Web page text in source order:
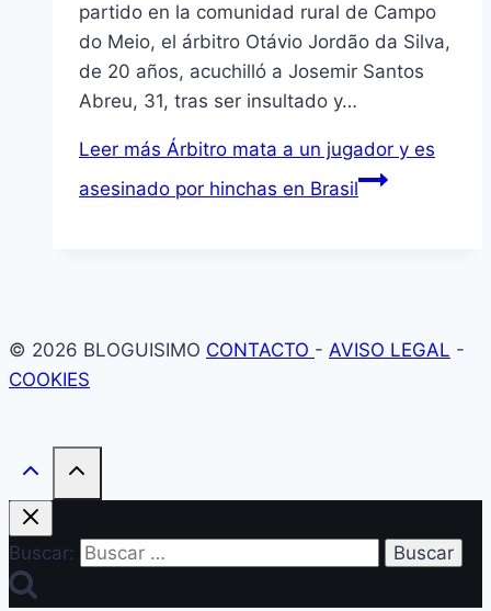
partido en la comunidad rural de Campo
do Meio, el árbitro Otávio Jordão da Silva,
de 20 años, acuchilló a Josemir Santos
Abreu, 31, tras ser insultado y…
Leer más Árbitro mata a un jugador y es
asesinado por hinchas en Brasil
© 2026 BLOGUISIMO CONTACTO - AVISO LEGAL -
COOKIES
Buscar: